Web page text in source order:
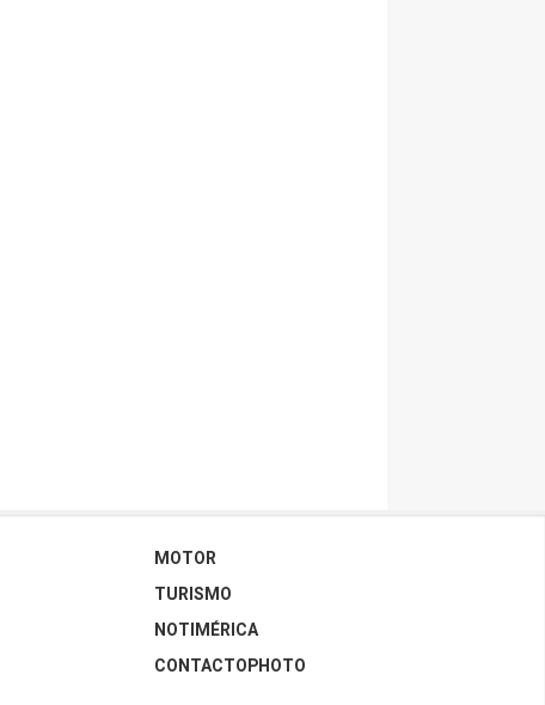
MOTOR
TURISMO
NOTIMÉRICA
CONTACTOPHOTO